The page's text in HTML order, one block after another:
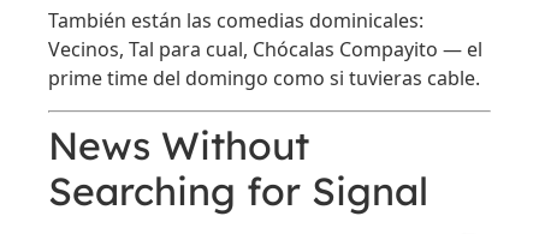
También están las comedias dominicales:
Vecinos, Tal para cual, Chócalas Compayito — el
prime time del domingo como si tuvieras cable.
News Without
Searching for Signal